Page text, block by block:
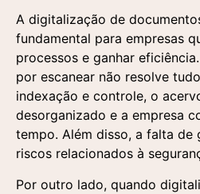
A digitalização de
fundamental para empresas
processos e ganhar
por escanear não resolve
indexação e controle, o
desorganizado e a empresa
tempo. Além disso, a falta de
riscos relacionados à
Por outro lado, quando